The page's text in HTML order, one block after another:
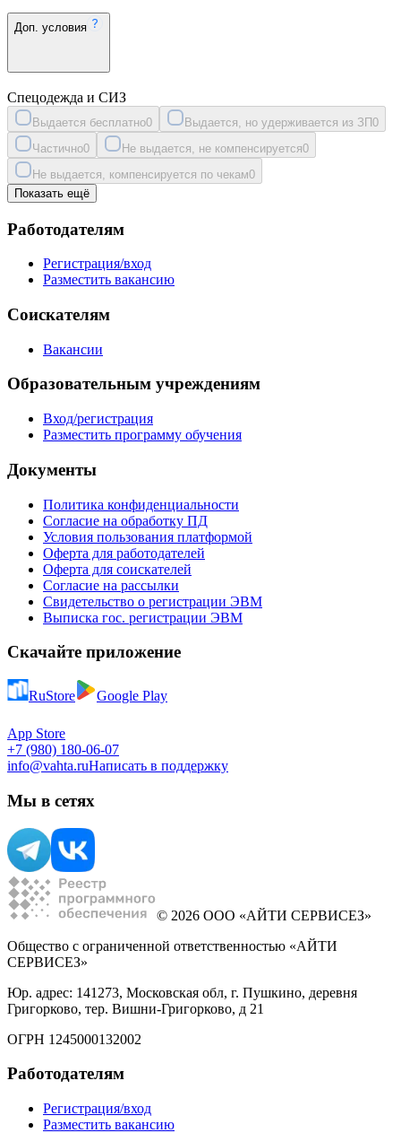
Доп. условия
Спецодежда и СИЗ
Выдается бесплатно0 Выдается, но удерживается из ЗП0
Частично0 Не выдается, не компенсируется0
Не выдается, компенсируется по чекам0
Показать ещё
Работодателям
Регистрация/вход
Разместить вакансию
Соискателям
Вакансии
Образовательным учреждениям
Вход/регистрация
Разместить программу обучения
Документы
Политика конфиденциальности
Согласие на обработку ПД
Условия пользования платформой
Оферта для работодателей
Оферта для соискателей
Согласие на рассылки
Свидетельство о регистрации ЭВМ
Выписка гос. регистрации ЭВМ
Скачайте приложение
RuStore Google Play
App Store
+7 (980) 180-06-07
info@vahta.ruНаписать в поддержку
Мы в сетях
© 2026 ООО «АЙТИ СЕРВИСЕЗ»
Общество с ограниченной ответственностью «АЙТИ
СЕРВИСЕЗ»
Юр. адрес: 141273, Московская обл, г. Пушкино, деревня
Григорково, тер. Вишни-Григорково, д 21
ОГРН 1245000132002
Работодателям
Регистрация/вход
Разместить вакансию